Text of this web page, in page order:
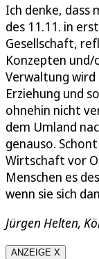
Ich denke, dass
des 11.11. in
Gesellschaft,
Konzepten
Verwaltung wird
Erziehung und
ohnehin nicht
dem Umland
genauso.
Wirtschaft vor
Menschen es
wenn sie sich
Jürgen Helten,
ANZEIGE X